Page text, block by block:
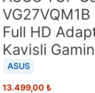
Full HD
Kavisli
ASUS
13.499,00 ₺